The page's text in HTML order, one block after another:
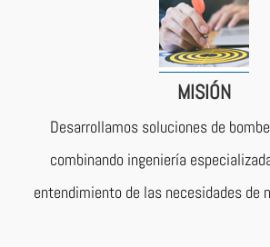
MISIÓN
Desarrollamos soluciones de
combinando ingeniería
entendimiento de las necesidades de